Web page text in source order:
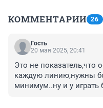
КОММЕНТАРИИ 26
Гость
20 мая 2025, 20:41
Это не показатель,что
каждую линию,нужны
минимум..ну и у играть